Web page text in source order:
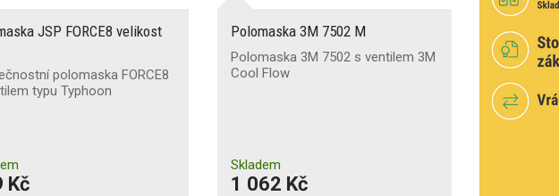
JSP FORCE8 velikost
polomaska FORCE8
typu Typhoon
Kč
Polomaska 3M 7502 M
Polomaska 3M 7502 s ventilem 3M
Cool Flow
Skladem
1 062 Kč